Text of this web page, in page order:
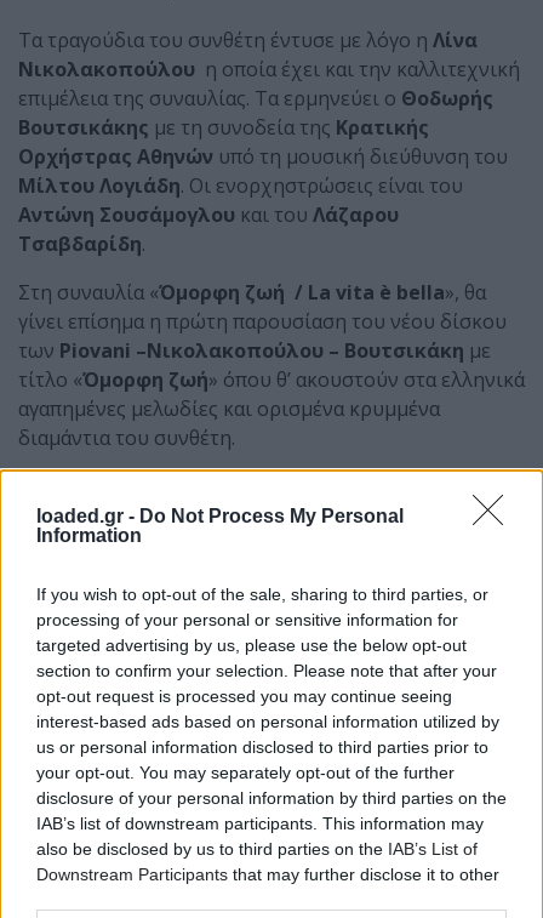
loaded.gr - Do Not Process My Personal
Information
If you wish to opt-out of the sale, sharing to third parties, or
processing of your personal or sensitive information for
targeted advertising by us, please use the below opt-out
section to confirm your selection. Please note that after your
opt-out request is processed you may continue seeing
interest-based ads based on personal information utilized by
us or personal information disclosed to third parties prior to
your opt-out. You may separately opt-out of the further
disclosure of your personal information by third parties on the
IAB’s list of downstream participants. This information may
also be disclosed by us to third parties on the IAB’s List of
Downstream Participants that may further disclose it to other
Τα τραγούδια του συνθέτη έντυσε με λόγο η Λίνα
Νικολακοπούλου η οποία έχει και την καλλιτεχνική
επιμέλεια της συναυλίας. Τα ερμηνεύει ο Θοδωρής
Βουτσικάκης με τη συνοδεία της Κρατικής
Ορχήστρας Αθηνών υπό τη μουσική διεύθυνση του
Μίλτου Λογιάδη. Οι ενορχηστρώσεις είναι του
Αντώνη Σουσάμογλου και του Λάζαρου
Τσαβδαρίδη.
Στη συναυλία «Όμορφη ζωή / La vita è bella», θα
γίνει επίσημα η πρώτη παρουσίαση του νέου δίσκου
των Piovani –Νικολακοπούλου – Βουτσικάκη με
τίτλο «Όμορφη ζωή» όπου θ’ ακουστούν στα ελληνικά
αγαπημένες μελωδίες και ορισμένα κρυμμένα
διαμάντια του συνθέτη.
Είναι πολύ σημαντικό ειδικά στους καιρούς που
συναίσθημα πως ΕΙΝΑΙ ΟΜΟΡΦΗ Η ΖΩΗ. Να σε κάνει
να χαμογελάσεις, να νιώσεις την καρδιά σου ζωντανή,
να σου δικαιώσει την ομορφιά της Αγάπης. Καμιά
φορά και λίγες μόνο νότες μιας μουσικής μπορούν να
το καταφέρουν. Ο ιταλός συνθέτης και μαέστρος
Nicola Piovani είναι σίγουρα ένας από αυτούς τους
δημιουργούς που χρωματίζουν μαγικά τον τρυφερό
και ευάλωτο εσωτερικό μας κόσμο ».
Ώρα έναρξης: 20:30